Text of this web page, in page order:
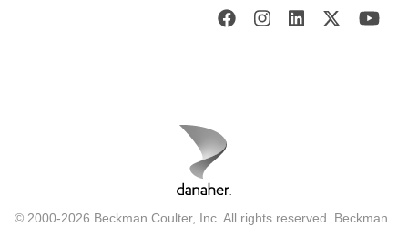
© 2000-2026 Beckman Coulter, Inc. All rights reserved. Beckman